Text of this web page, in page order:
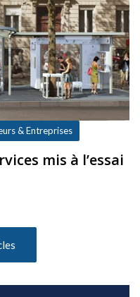
& Entreprises
mis à l’essai